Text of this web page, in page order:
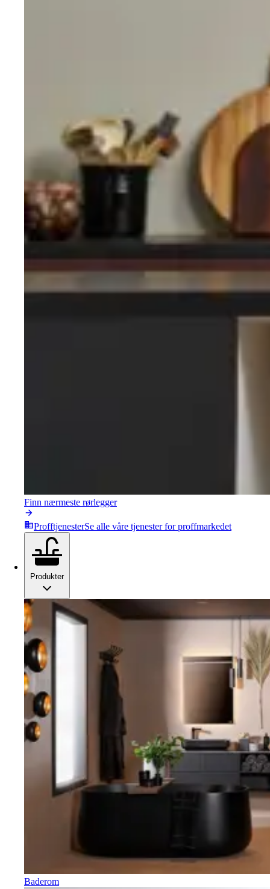
Finn nærmeste rørlegger
ProfftjenesterSe alle våre tjenester for proffmarkedet
Produkter
Baderom